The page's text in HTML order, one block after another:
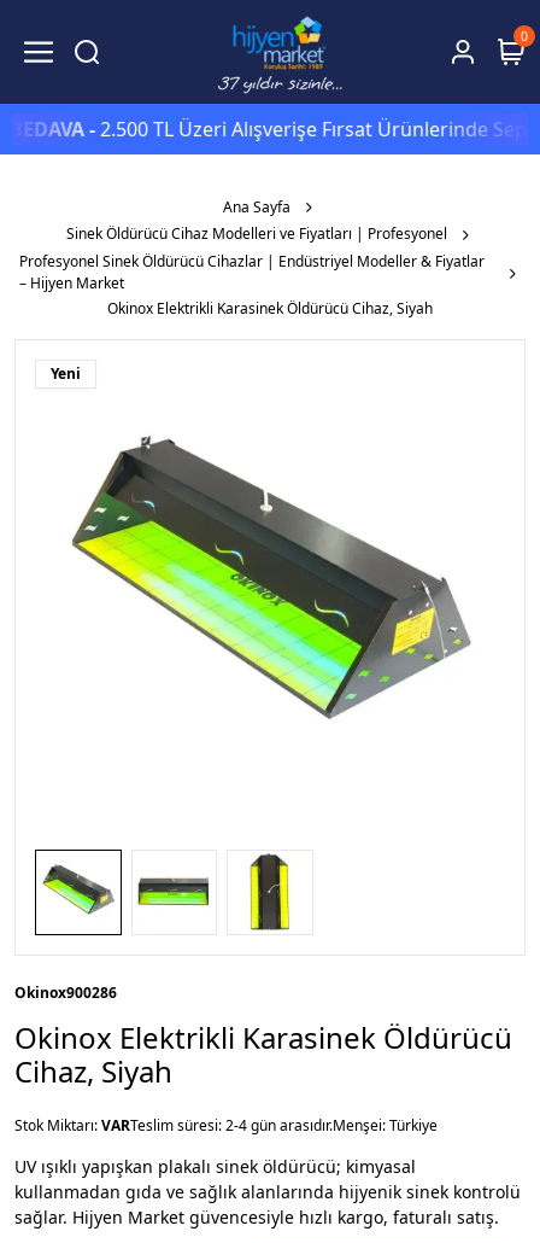
0
-2.500 TL Üzeri Alışverişe Fırsat Ürünlerinde Sepette
Ana Sayfa
Sinek Öldürücü Cihaz Modelleri ve Fiyatları | Profesyonel
Profesyonel Sinek Öldürücü Cihazlar | Endüstriyel Modeller & Fiyatlar
– Hijyen Market
Okinox Elektrikli Karasinek Öldürücü Cihaz, Siyah
Yeni
Okinox900286
Okinox Elektrikli Karasinek Öldürücü
Cihaz, Siyah
Stok Miktarı:VARTeslim süresi: 2-4 gün arasıdır.Menşei: Türkiye
UV ışıklı yapışkan plakalı sinek öldürücü; kimyasal
kullanmadan gıda ve sağlık alanlarında hijyenik sinek kontrolü
sağlar. Hijyen Market güvencesiyle hızlı kargo, faturalı satış.